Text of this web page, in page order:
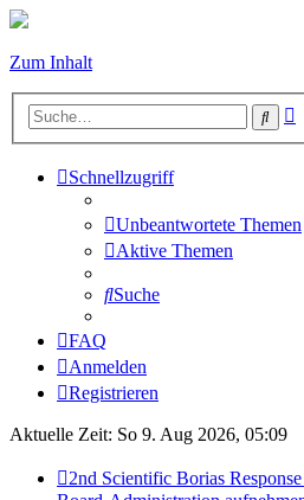
Zum Inhalt
Suche
Schnellzugriff
Unbeantwortete Themen
Aktive Themen
Suche
FAQ
Anmelden
Registrieren
Aktuelle Zeit: So 9. Aug 2026, 05:09
2nd Scientific Borias